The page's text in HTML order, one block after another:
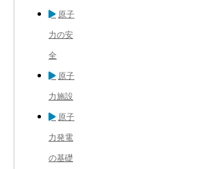
原子
力の安
全
原子
力施設
原子
力発電
の基礎